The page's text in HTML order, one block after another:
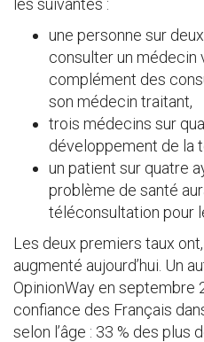
les suivantes :
une personne sur
consulter un médecin
complément des
son médecin traitant,
trois médecins sur
développement de la
un patient sur quatre
problème de santé
téléconsultation pour
Les deux premiers taux
augmenté aujourd’hui. Un
OpinionWay en septembre
confiance des Français
selon l’âge : 33 % des plus